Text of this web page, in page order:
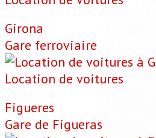
Girona
Gare ferroviaire
Location de voitures
Figueres
Gare de Figueras